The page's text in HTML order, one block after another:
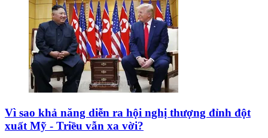
Vì sao khả năng diễn ra hội nghị thượng đỉnh đột
xuất Mỹ - Triều vẫn xa vời?